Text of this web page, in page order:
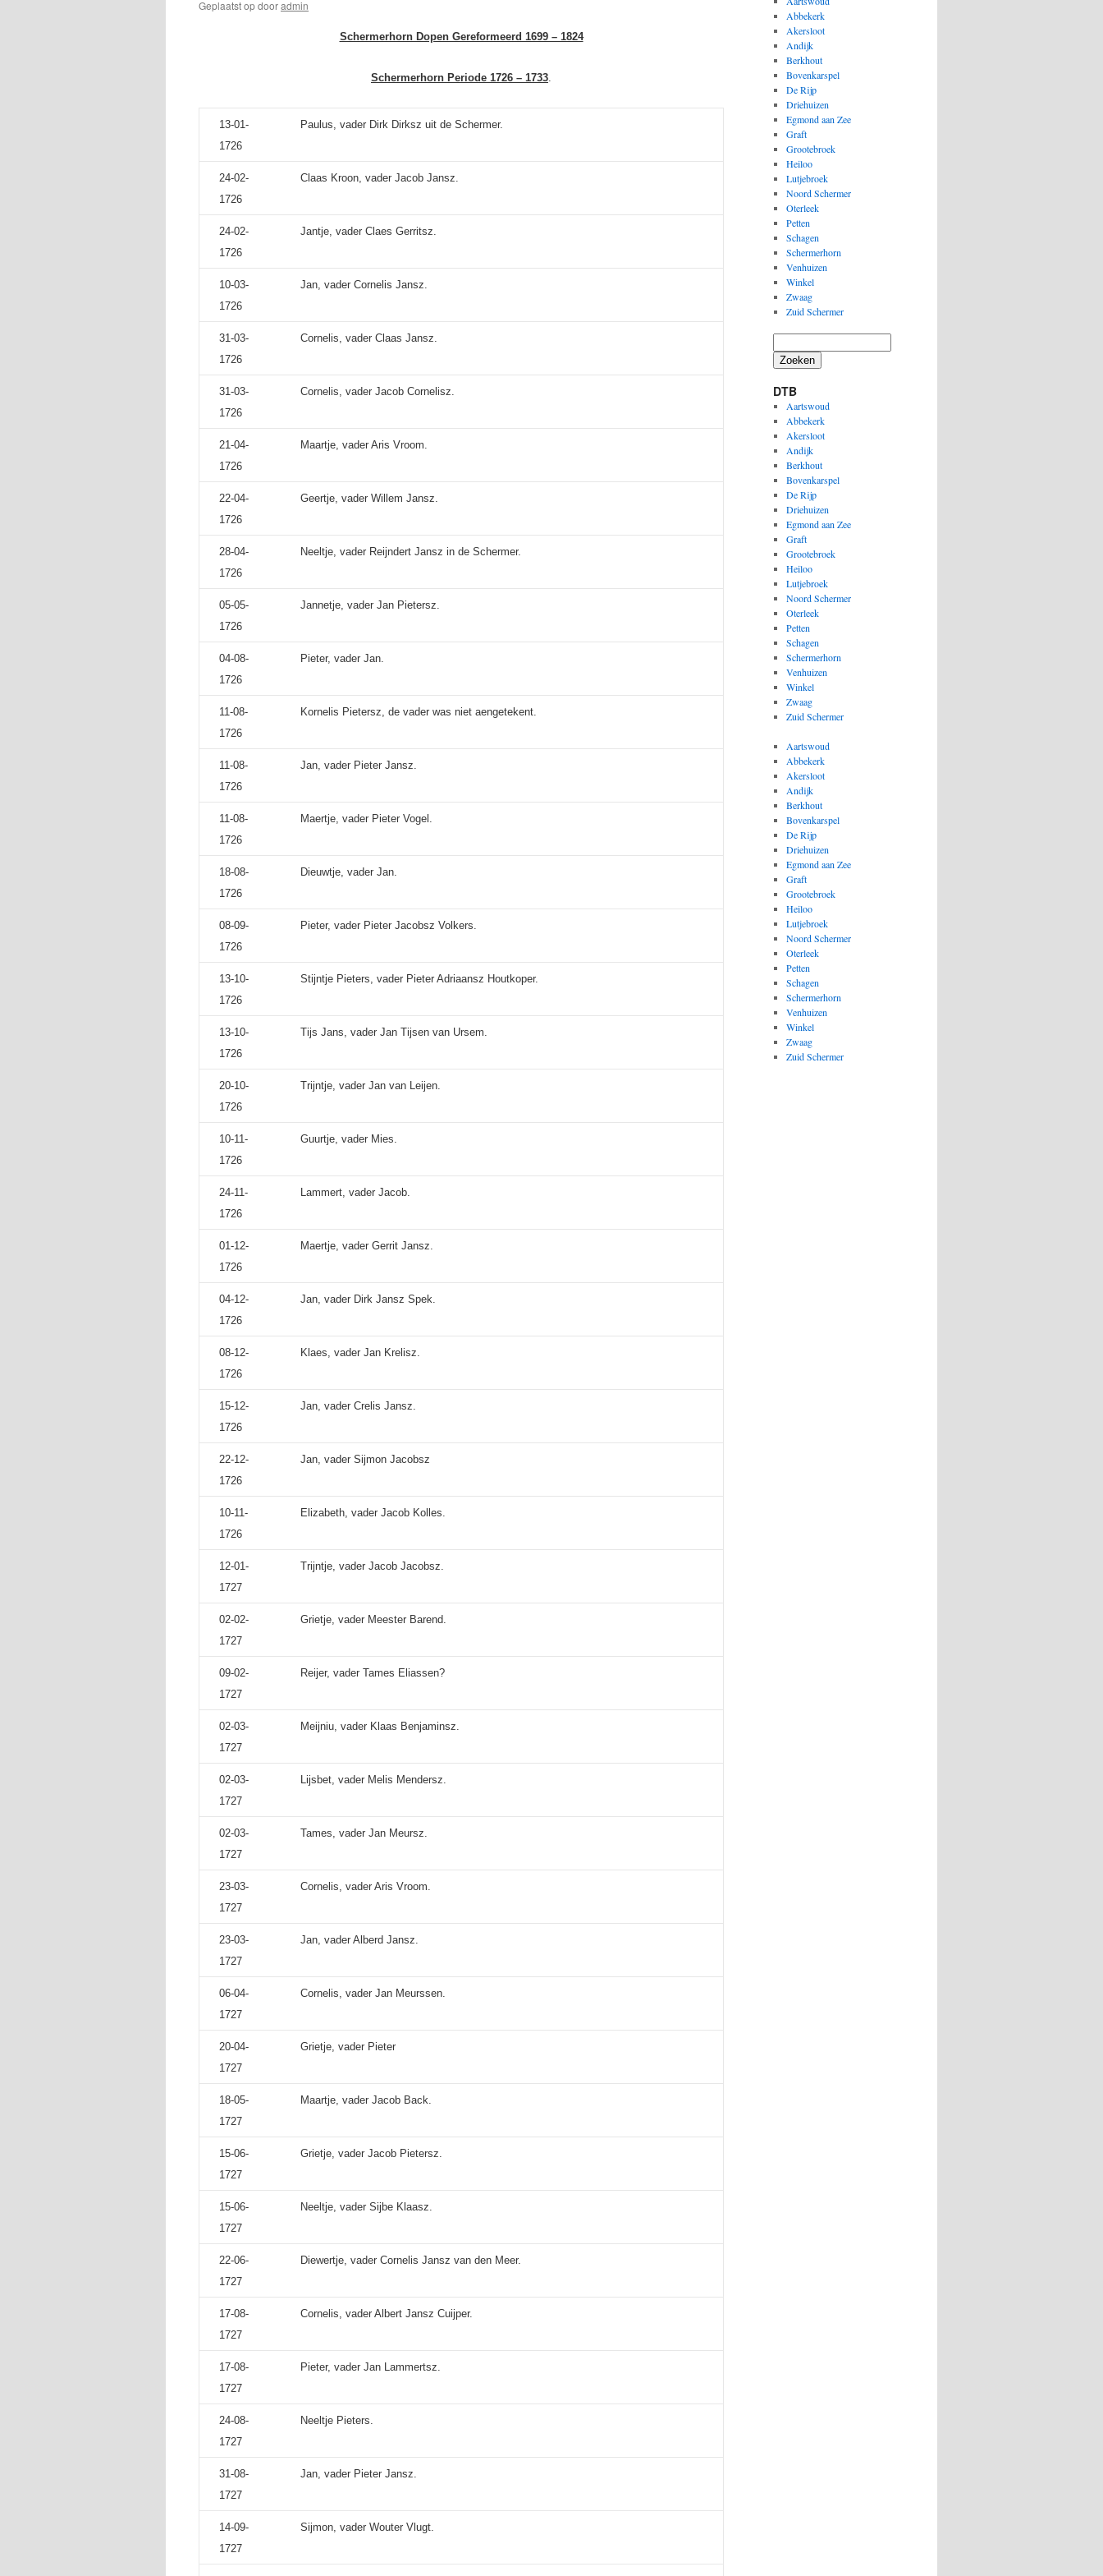
Geplaatst opdooradmin
Schermerhorn Dopen Gereformeerd 1699 – 1824
Schermerhorn Periode 1726 – 1733.
13-01-
1726
Paulus, vader Dirk Dirksz uit de Schermer.
24-02-
1726
Claas Kroon, vader Jacob Jansz.
24-02-
1726
Jantje, vader Claes Gerritsz.
10-03-
1726
Jan, vader Cornelis Jansz.
31-03-
1726
Cornelis, vader Claas Jansz.
31-03-
1726
Cornelis, vader Jacob Cornelisz.
21-04-
1726
Maartje, vader Aris Vroom.
22-04-
1726
Geertje, vader Willem Jansz.
28-04-
1726
Neeltje, vader Reijndert Jansz in de Schermer.
05-05-
1726
Jannetje, vader Jan Pietersz.
04-08-
1726
Pieter, vader Jan.
11-08-
1726
Kornelis Pietersz, de vader was niet aengetekent.
11-08-
1726
Jan, vader Pieter Jansz.
11-08-
1726
Maertje, vader Pieter Vogel.
18-08-
1726
Dieuwtje, vader Jan.
08-09-
1726
Pieter, vader Pieter Jacobsz Volkers.
13-10-
1726
Stijntje Pieters, vader Pieter Adriaansz Houtkoper.
13-10-
1726
Tijs Jans, vader Jan Tijsen van Ursem.
20-10-
1726
Trijntje, vader Jan van Leijen.
10-11-
1726
Guurtje, vader Mies.
24-11-
1726
Lammert, vader Jacob.
01-12-
1726
Maertje, vader Gerrit Jansz.
04-12-
1726
Jan, vader Dirk Jansz Spek.
08-12-
1726
Klaes, vader Jan Krelisz.
15-12-
1726
Jan, vader Crelis Jansz.
22-12-
1726
Jan, vader Sijmon Jacobsz
10-11-
1726
Elizabeth, vader Jacob Kolles.
12-01-
1727
Trijntje, vader Jacob Jacobsz.
02-02-
1727
Grietje, vader Meester Barend.
09-02-
1727
Reijer, vader Tames Eliassen?
02-03-
1727
Meijniu, vader Klaas Benjaminsz.
02-03-
1727
Lijsbet, vader Melis Mendersz.
02-03-
1727
Tames, vader Jan Meursz.
23-03-
1727
Cornelis, vader Aris Vroom.
23-03-
1727
Jan, vader Alberd Jansz.
06-04-
1727
Cornelis, vader Jan Meurssen.
20-04-
1727
Grietje, vader Pieter
18-05-
1727
Maartje, vader Jacob Back.
15-06-
1727
Grietje, vader Jacob Pietersz.
15-06-
1727
Neeltje, vader Sijbe Klaasz.
22-06-
1727
Diewertje, vader Cornelis Jansz van den Meer.
17-08-
1727
Cornelis, vader Albert Jansz Cuijper.
17-08-
1727
Pieter, vader Jan Lammertsz.
24-08-
1727
Neeltje Pieters.
31-08-
1727
Jan, vader Pieter Jansz.
14-09-
1727
Sijmon, vader Wouter Vlugt.
Abbekerk
Akersloot
Andijk
Berkhout
Bovenkarspel
De Rijp
Driehuizen
Egmond aan Zee
Graft
Grootebroek
Heiloo
Lutjebroek
Noord Schermer
Oterleek
Petten
Schagen
Schermerhorn
Venhuizen
Winkel
Zwaag
Zuid Schermer
Zoeken
DTB
Aartswoud
Abbekerk
Akersloot
Andijk
Berkhout
Bovenkarspel
De Rijp
Driehuizen
Egmond aan Zee
Graft
Grootebroek
Heiloo
Lutjebroek
Noord Schermer
Oterleek
Petten
Schagen
Schermerhorn
Venhuizen
Winkel
Zwaag
Zuid Schermer
Aartswoud
Abbekerk
Akersloot
Andijk
Berkhout
Bovenkarspel
De Rijp
Driehuizen
Egmond aan Zee
Graft
Grootebroek
Heiloo
Lutjebroek
Noord Schermer
Oterleek
Petten
Schagen
Schermerhorn
Venhuizen
Winkel
Zwaag
Zuid Schermer